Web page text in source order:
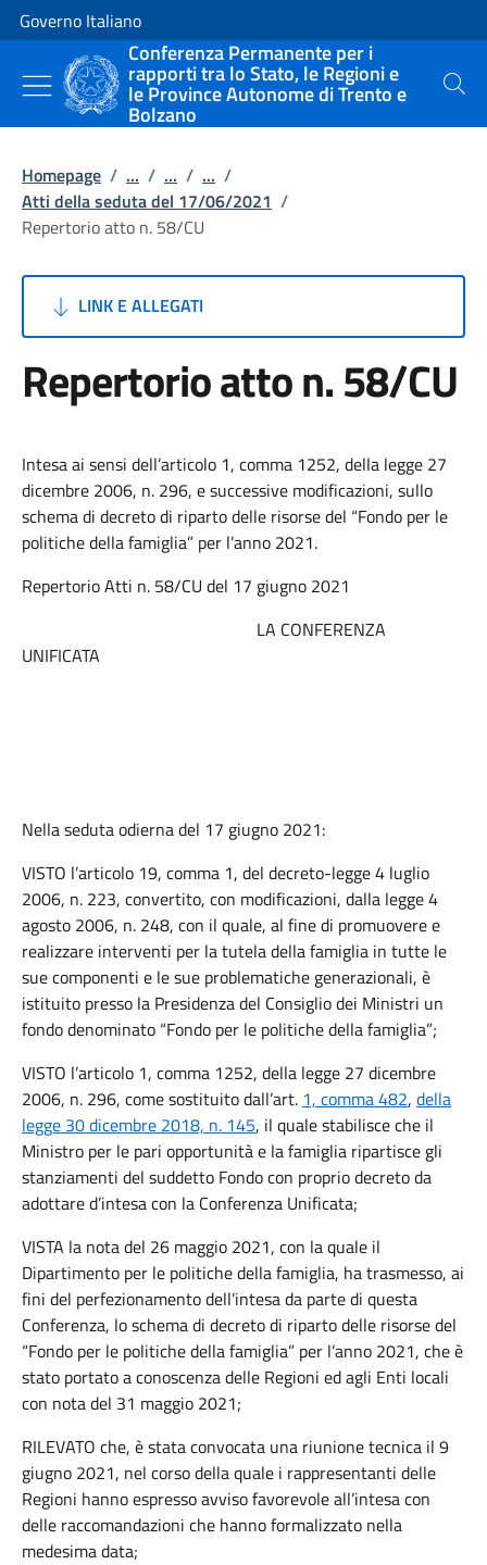
Vai al contenuto
Vai alla navigazione del sito
Governo Italiano
Conferenza Permanente per i
rapporti tra lo Stato, le Regioni e
le Province Autonome di Trento e
Bolzano
Cerca
Homepage / ... / ... / ... /
Atti della seduta del 17/06/2021 /
Repertorio atto n. 58/CU
LINK E ALLEGATI
Repertorio atto n. 58/CU
Intesa ai sensi dell’articolo 1, comma 1252, della legge 27
dicembre 2006, n. 296, e successive modificazioni, sullo
schema di decreto di riparto delle risorse del “Fondo per le
politiche della famiglia” per l’anno 2021.
Repertorio Atti n. 58/CU del 17 giugno 2021
LA CONFERENZA
UNIFICATA
Nella seduta odierna del 17 giugno 2021:
VISTO l’articolo 19, comma 1, del decreto-legge 4 luglio
2006, n. 223, convertito, con modificazioni, dalla legge 4
agosto 2006, n. 248, con il quale, al fine di promuovere e
realizzare interventi per la tutela della famiglia in tutte le
sue componenti e le sue problematiche generazionali, è
istituito presso la Presidenza del Consiglio dei Ministri un
fondo denominato “Fondo per le politiche della famiglia”;
VISTO l’articolo 1, comma 1252, della legge 27 dicembre
2006, n. 296, come sostituito dall’art. 1, comma 482, della
legge 30 dicembre 2018, n. 145, il quale stabilisce che il
Ministro per le pari opportunità e la famiglia ripartisce gli
stanziamenti del suddetto Fondo con proprio decreto da
adottare d’intesa con la Conferenza Unificata;
VISTA la nota del 26 maggio 2021, con la quale il
Dipartimento per le politiche della famiglia, ha trasmesso, ai
fini del perfezionamento dell’intesa da parte di questa
Conferenza, lo schema di decreto di riparto delle risorse del
“Fondo per le politiche della famiglia” per l’anno 2021, che è
stato portato a conoscenza delle Regioni ed agli Enti locali
con nota del 31 maggio 2021;
RILEVATO che, è stata convocata una riunione tecnica il 9
giugno 2021, nel corso della quale i rappresentanti delle
Regioni hanno espresso avviso favorevole all’intesa con
delle raccomandazioni che hanno formalizzato nella
medesima data;